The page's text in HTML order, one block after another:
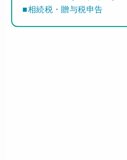
■相続税・贈与税申告